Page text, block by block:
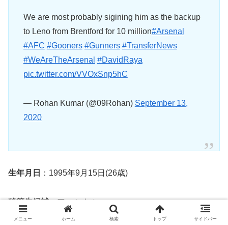
We are most probably sigining him as the backup
to Leno from Brentford for 10 million#Arsenal
#AFC #Gooners #Gunners #TransferNews
#WeAreTheArsenal #DavidRaya
pic.twitter.com/VVOxSnp5hC
— Rohan Kumar (@09Rohan) September 13,
2020
生年月日 ：1995年9月15日(26歳)
移籍先候補：アーセナル
メニュー ホーム 検索 トップ サイドバー